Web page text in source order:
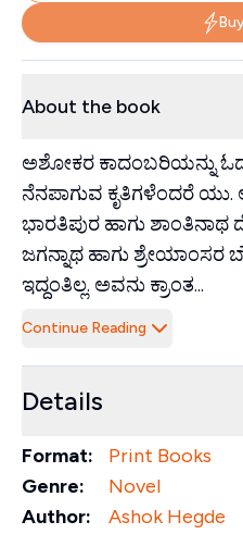
About the book
ಅಶೋಕರ ಕಾದಂಬರಿಯನ್ನು
ನೆನಪಾಗುವ ಕೃತಿಗಳೆಂದರೆ
ಭಾರತಿಪುರ ಹಾಗು
ಜಗನ್ನಾಥ ಹಾಗು ಶ್ರೇಯಾಂಸರ
ಇದ್ದಂತಿಲ್ಲ. ಅವನು ಕ್ರಾಂತ...
Continue Reading
Details
Format:
Print Books
Genre:
Novel
Author:
Ashok Hegde